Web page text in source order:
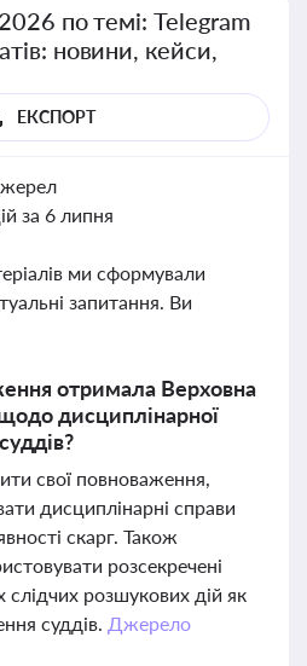
по темі: Telegram
новини, кейси,
ЕКСПОРТ
за 6 липня
ми сформували
запитання. Ви
отримала Верховна
дисциплінарної
свої повноваження,
дисциплінарні справи
скарг. Також
розсекречені
слідчих розшукових дій як
суддів. Джерело